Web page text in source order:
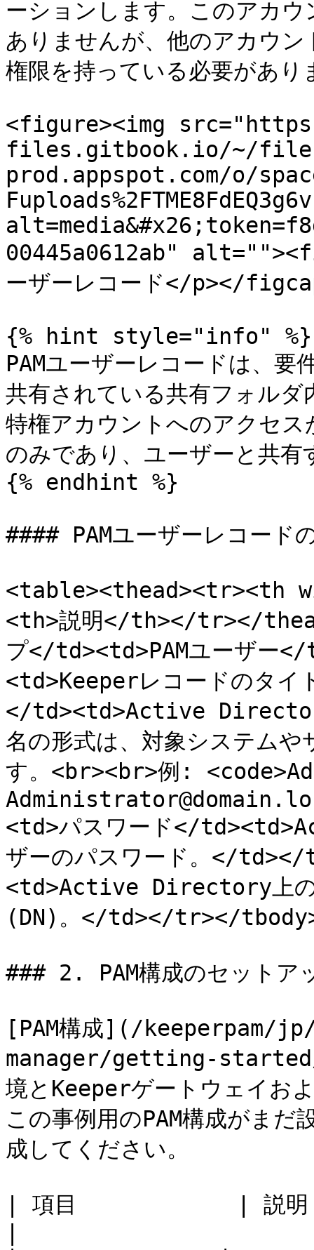
ーションします。このアカ
ありませんが、他のアカウ
権限を持っている必要があり
<figure><img
files.gitbook.io/~/
prod.appspot.com/o/
00445a0612ab"
ーザーレコード</p></
{% hint style="info" %}
PAMユーザーレコードは、要
共有されている共有フォル
特権アカウントへのアクセス
のみであり、ユーザーと共
{% endhint %}
#### PAMユーザーレコード
<table><thead><tr><th
<th>説明</th></tr></
プ</td><td>PAMユーザ
<td>Keeperレコードのタ
</td><td>Active Directory
名の形式は、対象システム
す。<br><br>例:
<td>パスワード</
ザーのパスワード。</
<td>Active Directory上の
(DN)。</td></tr></
### 2. PAM構成のセットア
[PAM構成](/
manager/getting-
境とKeeperゲートウェイお
この事例用のPAM構成がま
成してください。
| 項目            | 説明